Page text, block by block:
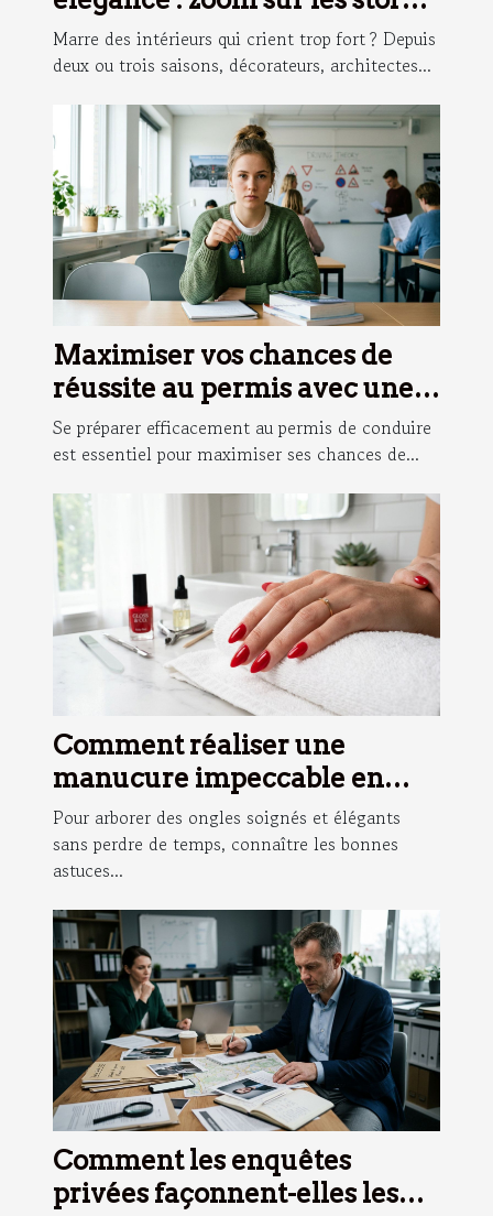
sobres
Marre des intérieurs qui crient trop fort ? Depuis
deux ou trois saisons, décorateurs, architectes...
Maximiser vos chances de
réussite au permis avec une
formation adaptée
Se préparer efficacement au permis de conduire
est essentiel pour maximiser ses chances de...
Comment réaliser une
manucure impeccable en
moins de 10 minutes ?
Pour arborer des ongles soignés et élégants
sans perdre de temps, connaître les bonnes
astuces...
Comment les enquêtes
privées façonnent-elles les